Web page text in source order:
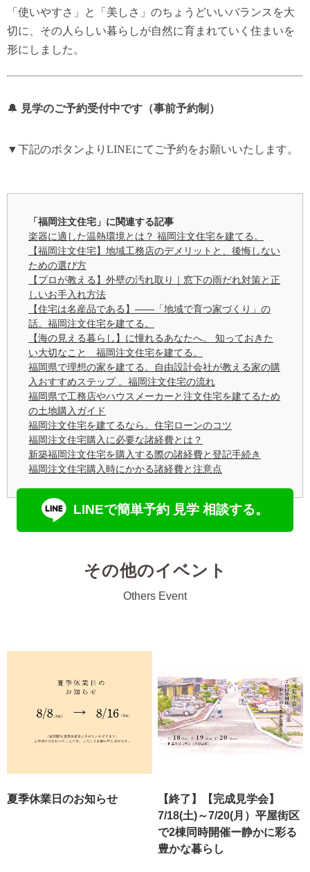
「使いやすさ」と「美しさ」のちょうどいいバランスを大
切に、 その人らしい暮らしが自然に育まれていく住まいを
形にしました。
🔔 見学のご予約受付中です（事前予約制）
▼下記のボタンよりLINEにてご予約をお願いいたします。
「福岡注文住宅」に関連する記事
楽器に適した温熱環境とは？ 福岡注文住宅を建てる。
【福岡注文住宅】地域工務店のデメリットと、後悔しない
ための選び方
【プロが教える】外壁の汚れ取り｜窓下の雨だれ対策と正
しいお手入れ方法
【住宅は名産品である】——「地域で育つ家づくり」の
話。福岡注文住宅を建てる。
【海の見える暮らし】に憧れるあなたへ。 知っておきた
い大切なこと 福岡注文住宅を建てる。
福岡県で理想の家を建てる。自由設計会社が教える家の購
入おすすめステップ 。福岡注文住宅の流れ
福岡県で工務店やハウスメーカーと注文住宅を建てるため
の土地購入ガイド
福岡注文住宅を建てるなら。住宅ローンのコツ
福岡注文住宅購入に必要な諸経費とは？
新築福岡注文住宅を購入する際の諸経費と登記手続き
福岡注文住宅購入時にかかる諸経費と注意点
LINEで簡単予約 見学 相談する。
その他のイベント
Others Event
夏季休業日のお知らせ
【終了】【完成見学会】
7/18(土)～7/20(月）平屋街区
で2棟同時開催ー静かに彩る
豊かな暮らし